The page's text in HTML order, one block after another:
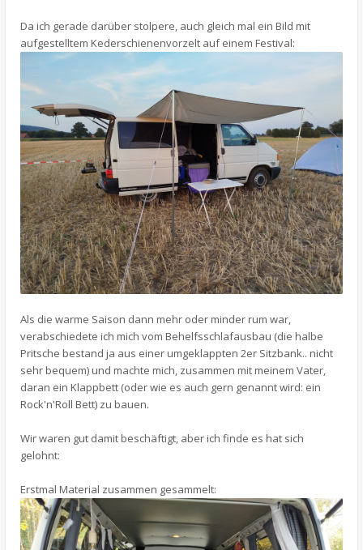
Da ich gerade darüber stolpere, auch gleich mal ein Bild mit
aufgestelltem Kederschienenvorzelt auf einem Festival:
Als die warme Saison dann mehr oder minder rum war,
verabschiedete ich mich vom Behelfsschlafausbau (die halbe
Pritsche bestand ja aus einer umgeklappten 2er Sitzbank.. nicht
sehr bequem) und machte mich, zusammen mit meinem Vater,
daran ein Klappbett (oder wie es auch gern genannt wird: ein
Rock'n'Roll Bett) zu bauen.
Wir waren gut damit beschäftigt, aber ich finde es hat sich
gelohnt:
Erstmal Material zusammen gesammelt: